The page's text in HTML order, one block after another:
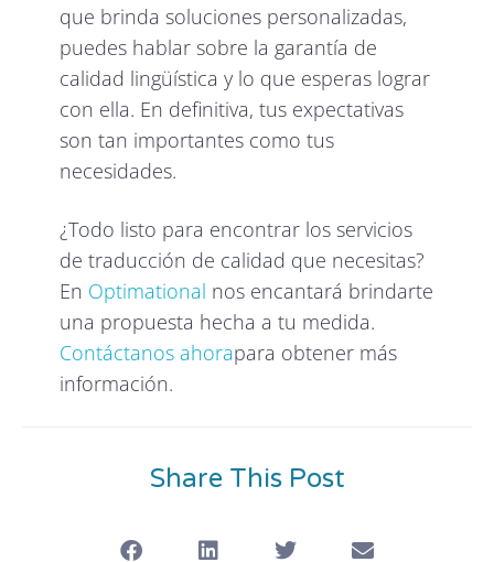
que brinda soluciones personalizadas,
puedes hablar sobre la garantía de
calidad lingüística y lo que esperas lograr
con ella. En definitiva, tus expectativas
son tan importantes como tus
necesidades.
¿Todo listo para encontrar los servicios
de traducción de calidad que necesitas?
En Optimational nos encantará brindarte
una propuesta hecha a tu medida.
Contáctanos ahorapara obtener más
información.
Share This Post